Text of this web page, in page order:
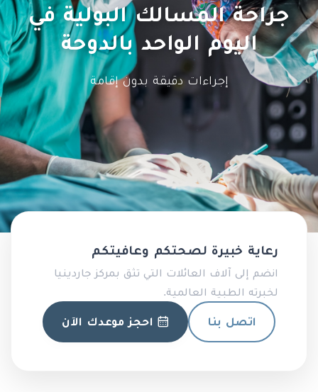
جراحة المسالك البولية في
اليوم الواحد بالدوحة
إجراءات دقيقة بدون إقامة
رعاية خبيرة لصحتكم وعافيتكم
انضم إلى آلاف العائلات التي تثق بمركز جاردينيا
لخبرته الطبية العالمية.
اتصل بنا احجز موعدك الآن